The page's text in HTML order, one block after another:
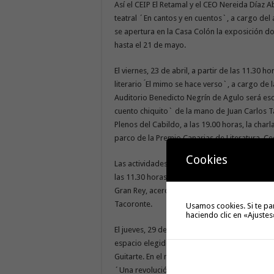
Así el CEIP El Retamal y el CEO Nereida
teatral ´En cantos y en cuentos`, a cargo del
se apertura en la Casa Colón la exposición
hasta el 21 de mayo.
El viernes, 23 de abril, a partir de las 11.30
literario ́El mimo se hace verso`, a cargo de
Auditorio Benedicto Negrín de Agulo será
cuento chiquito` de la mano de Juan Carlos
Plenos del Cabildo, a las 19.00 horas, la
parco de la Premio Canarias de Literatura,
Las actividades regresan a las calles de San
las 11.30 horas del sábado, 24 de abril.
Gran Rey, acerca el espectáculo de
Tacoronte.
El jueves, 29 de abril, a las 19.30 horas, la
espacio elegido para la presentación del
Guitarte. En el mismo recinto, el viernes 30
´Una revolución de amor` por el cantautor
Cookies
Usamos cookies. Si te
haciendo clic en